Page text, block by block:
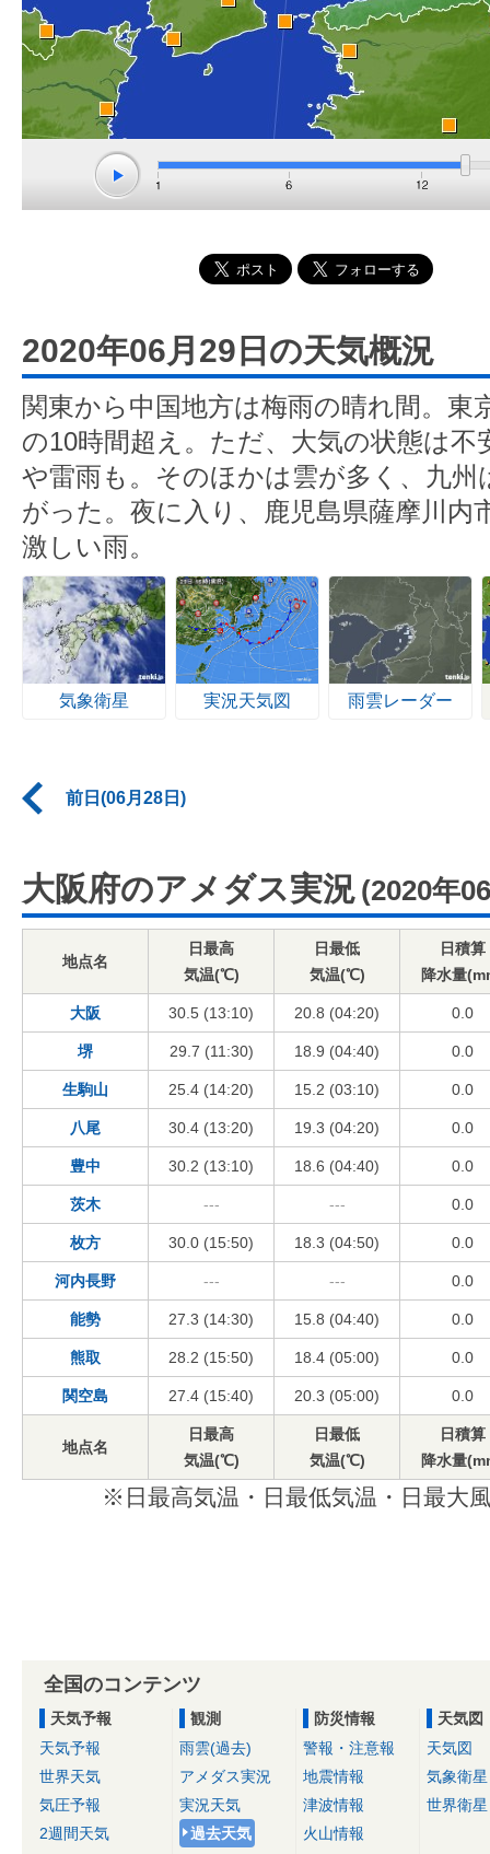
2020年06月29日の天気概況
関東から中国地方は梅雨の晴れ間。東
の10時間超え。ただ、大気の状態は
や雷雨も。そのほかは雲が多く、九州
がった。夜に入り、鹿児島県薩摩川内
激しい雨。
気象衛星 実況天気図 雨雲レーダー
前日(06月28日)
大阪府のアメダス実況 (2020年
地点名
日最高
気温(℃)
日最低
気温(℃)
日積算
降水量
大阪 30.5 (13:10) 20.8 (04:20) 0.0
堺 29.7 (11:30) 18.9 (04:40) 0.0
生駒山 25.4 (14:20) 15.2 (03:10) 0.0
八尾 30.4 (13:20) 19.3 (04:20) 0.0
豊中 30.2 (13:10) 18.6 (04:40) 0.0
茨木 --- --- 0.0
枚方 30.0 (15:50) 18.3 (04:50) 0.0
河内長野 --- --- 0.0
能勢 27.3 (14:30) 15.8 (04:40) 0.0
熊取 28.2 (15:50) 18.4 (05:00) 0.0
関空島 27.4 (15:40) 20.3 (05:00) 0.0
地点名
日最高
気温(℃)
日最低
気温(℃)
日積算
降水量
※日最高気温・日最低気温・日最大
全国のコンテンツ
天気予報
天気予報
世界天気
気圧予報
2週間天気
観測
雨雲(過去)
アメダス実況
実況天気
過去天気
防災情報
警報・注意報
地震情報
津波情報
火山情報
天気図
天気図
気象衛星
世界衛星